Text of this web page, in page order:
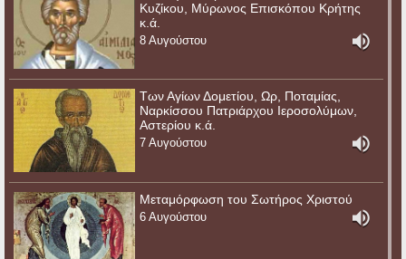
Κυζίκου, Μύρωνος Επισκόπου Κρήτης
κ.ά.
8 Αυγούστου
Των Αγίων Δομετίου, Ωρ, Ποταμίας,
Ναρκίσσου Πατριάρχου Ιεροσολύμων,
Αστερίου κ.ά.
7 Αυγούστου
Μεταμόρφωση του Σωτήρος Χριστού
6 Αυγούστου